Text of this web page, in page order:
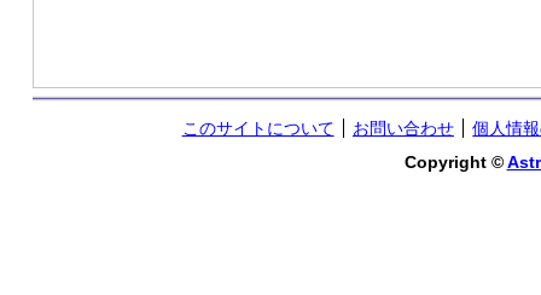
このサイトについて お問い合わせ
個人情
Copyright ©